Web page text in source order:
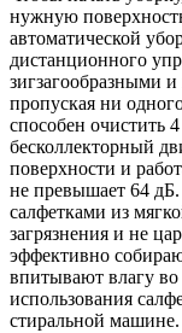
нужную
автоматической
дистанционного
зигзагообразными
пропуская ни
способен очистить
бесколлекторный
поверхности и
не превышает 64
салфетками из
загрязнения и не
эффективно
впитывают влагу
использования
стиральной машине.